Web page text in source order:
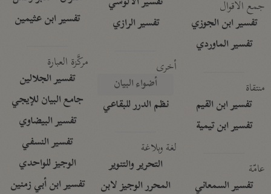
جمع الأقوال
تفسير ابن الجوزي
تفسير الماوردي
منتقاة
تفسير ابن القيم
تفسير ابن تيمية
عامّة
تفسير السمعاني
تفسير الرازي
أخرى
أضواء البيان
نظم الدرر للبقاعي
لغة وبلاغة
التحرير والتنوير
المحرر الوجيز لابن
تفسير ابن عثيمين
مركَّزة العبارة
تفسير الجلالين
جامع البيان للإيجي
تفسير البيضاوي
تفسير النسفي
الوجيز للواحدي
تفسير ابن أبي زمنين